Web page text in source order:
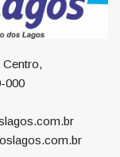
Centro,
000